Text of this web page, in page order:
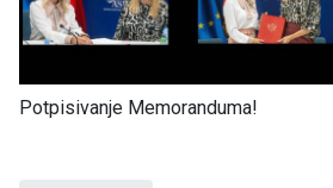
Potpisivanje Memoranduma!